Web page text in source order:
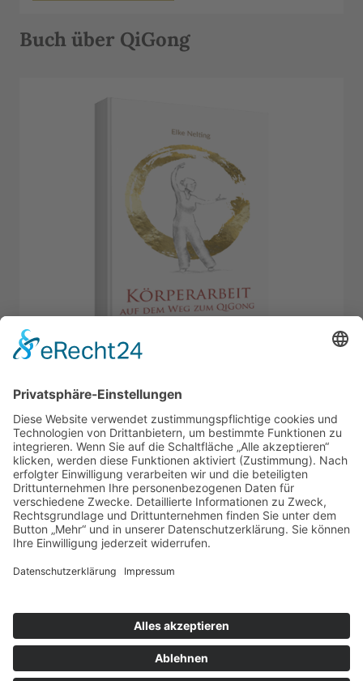
Buch über QiGong
Körperarbeit - auf dem Weg
zum QiGong
mehr erfahren
info@neltings-welt.de